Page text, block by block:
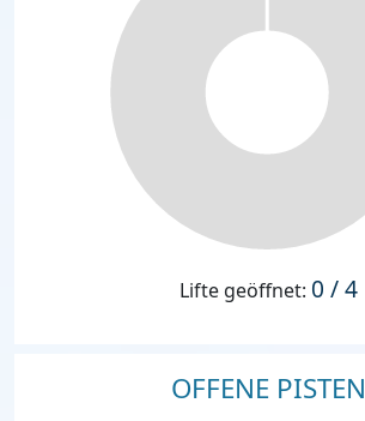
Lifte geöffnet: 0 / 4
OFFENE PISTEN